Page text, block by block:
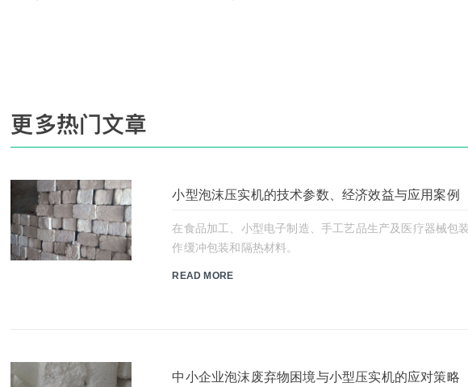
更多热门文章
小型泡沫压实机的技术参数、经济效益与应用案例
在食品加工、小型电子制造、手工艺品生产及医疗器械包
作缓冲包装和隔热材料。
READ MORE
中小企业泡沫废弃物困境与小型压实机的应对策略